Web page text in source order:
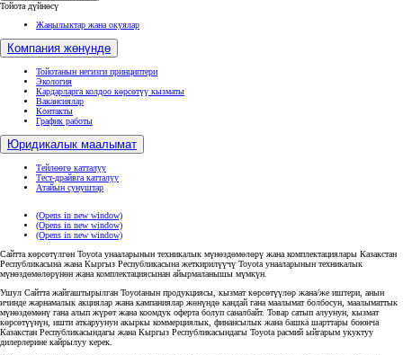
Тойота дүйнөсү
Жаңылыктар жана окуялар
Компания жөнүндө
Тойотанын негизги принциптери
Экология
Кардарларга колдоо көрсөтүү кызматы
Вакансиялар
Контакты
График работы
Юридикалык маалымат
Тейлөөгө катталуу
Тест-драйвга катталуу
Атайын сунуштар
(Opens in new window)
(Opens in new window)
(Opens in new window)
Сайтта көрсөтүлгөн Toyota унааларынын техникалык мүнөздөмөлөрү жана комплектациялары Казакстан
Республикасына жана Кыргыз Республикасына жеткирилүүчү Toyota унааларынын техникалык
мүнөздөмөлөрүнөн жана комплектациясынан айырмаланышы мүмкүн.
Ушул Сайтта жайгаштырылган Toyotaнын продукциясы, кызмат көрсөтүүлөр жана/же иштери, анын
ичинде жарнамалык акциялар жана кампаниялар жөнүндө кандай гана маалымат болбосун, маалыматтык
мүнөздөмөнү гана алып жүрөт жана коомдук оферта болуп саналбайт. Товар сатып алуунун, кызмат
көрсөтүүнүн, ишти аткаруунун акыркы коммерциялык, финансылык жана башка шарттары боюнча
Казакстан Республикасындагы жана Кыргыз Республикасындагы Toyota расмий ыйгарым укуктуу
дилерлерине кайрылуу керек.